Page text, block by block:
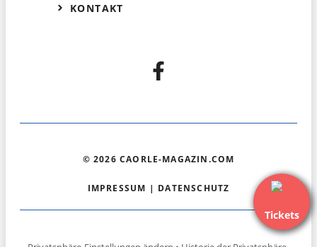
Tickets
KONTAKT
© 2026 CAORLE-MAGAZIN.COM
IMPRESSUM | DATENSCHUTZ